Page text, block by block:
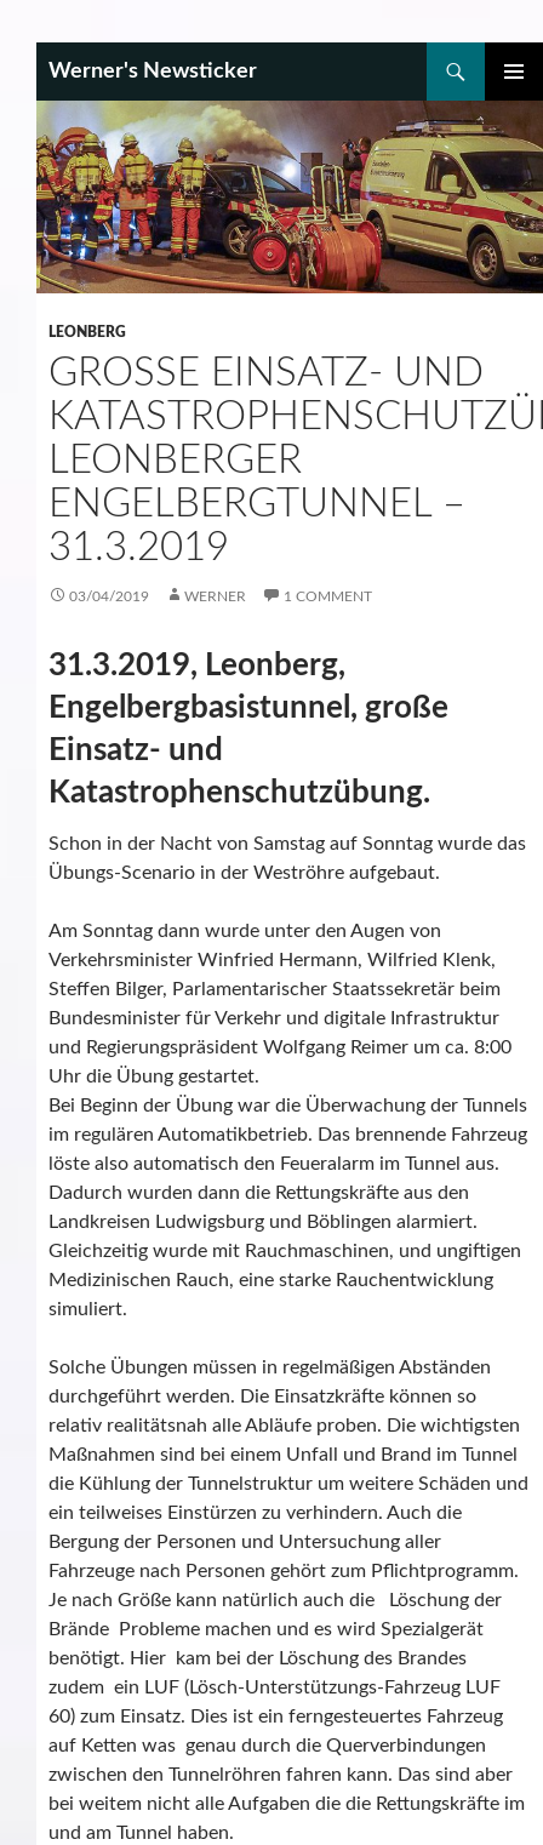
Werner's Newsticker
MENU
CONTENT
LEONBERG
GROSSE EINSATZ- UND K
EONBERGER E
NGELBERGTUNNEL – 3
1.3.2019
03/04/2019 WERNER 1 COMMENT
31.3.2019, Leonberg,
Engelbergbasistunnel, große
Einsatz- und
Katastrophenschutzübung.
Schon in der Nacht von Samstag auf Sonntag wurde das
Übungs-Scenario in der Weströhre aufgebaut.
Am Sonntag dann wurde unter den Augen von
Verkehrsminister Winfried Hermann, Wilfried Klenk,
Steffen Bilger, Parlamentarischer Staatssekretär beim
Bundesminister für Verkehr und digitale Infrastruktur
und Regierungspräsident Wolfgang Reimer um ca. 8:00
Uhr die Übung gestartet.
Bei Beginn der Übung war die Überwachung der Tunnels
im regulären Automatikbetrieb. Das brennende Fahrzeug
löste also automatisch den Feueralarm im Tunnel aus.
Dadurch wurden dann die Rettungskräfte aus den
Landkreisen Ludwigsburg und Böblingen alarmiert.
Gleichzeitig wurde mit Rauchmaschinen, und ungiftigen
Medizinischen Rauch, eine starke Rauchentwicklung
simuliert.
Solche Übungen müssen in regelmäßigen Abständen
durchgeführt werden. Die Einsatzkräfte können so
relativ realitätsnah alle Abläufe proben. Die wichtigsten
Maßnahmen sind bei einem Unfall und Brand im Tunnel
die Kühlung der Tunnelstruktur um weitere Schäden und
ein teilweises Einstürzen zu verhindern. Auch die
Bergung der Personen und Untersuchung aller
Fahrzeuge nach Personen gehört zum Pflichtprogramm.
Je nach Größe kann natürlich auch die Löschung der
Brände Probleme machen und es wird Spezialgerät
benötigt. Hier kam bei der Löschung des Brandes
zudem ein LUF (Lösch-Unterstützungs-Fahrzeug LUF
60) zum Einsatz. Dies ist ein ferngesteuertes Fahrzeug
auf Ketten was genau durch die Querverbindungen
zwischen den Tunnelröhren fahren kann. Das sind aber
bei weitem nicht alle Aufgaben die die Rettungskräfte im
und am Tunnel haben.